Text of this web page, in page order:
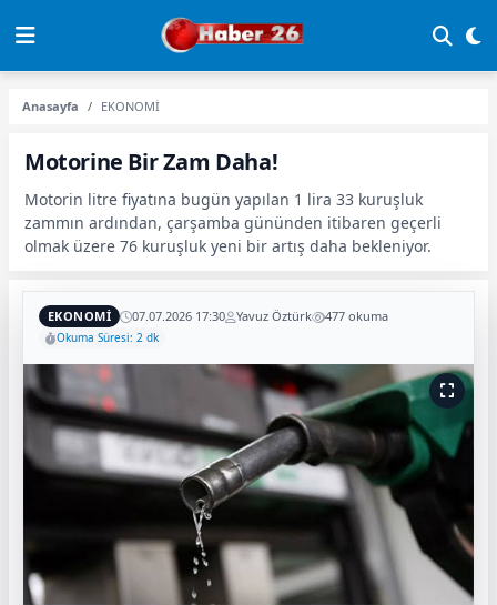
Anasayfa EKONOMİ
Motorine Bir Zam Daha!
Motorin litre fiyatına bugün yapılan 1 lira 33 kuruşluk
zammın ardından, çarşamba gününden itibaren geçerli
olmak üzere 76 kuruşluk yeni bir artış daha bekleniyor.
EKONOMİ 07.07.2026 17:30 Yavuz Öztürk 477 okuma
Okuma Süresi: 2 dk